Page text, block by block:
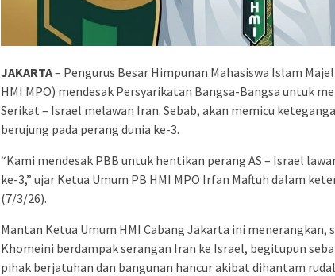
JAKARTA– Pengurus Besar Himpunan Mahasiswa Islam
HMI MPO) mendesak Persyarikatan Bangsa-Bangsa untuk
Serikat – Israel melawan Iran. Sebab, akan memicu
berujung pada perang dunia ke-3.
“Kami mendesak PBB untuk hentikan perang AS – Israel
ke-3,” ujar Ketua Umum PB HMI MPO Irfan Maftuh dalam
(7/3/26).
Mantan Ketua Umum HMI Cabang Jakarta ini
Khomeini berdampak serangan Iran ke Israel, begitupun
pihak berjatuhan dan bangunan hancur akibat dihantam